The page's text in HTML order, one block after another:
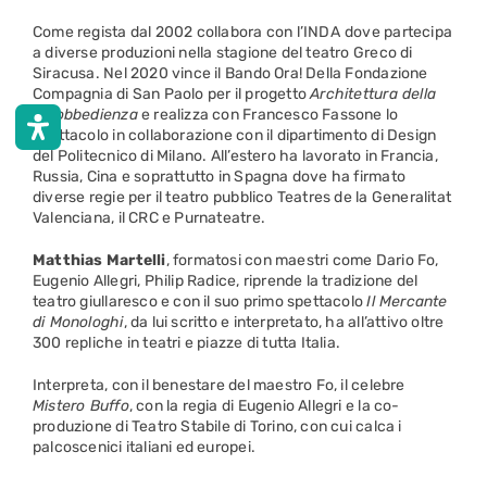
Come regista dal 2002 collabora con l’INDA dove partecipa
a diverse produzioni nella stagione del teatro Greco di
Siracusa. Nel 2020 vince il Bando Ora! Della Fondazione
Compagnia di San Paolo per il progettoArchitettura della
Disobbedienzae realizza con Francesco Fassone lo
spettacolo in collaborazione con il dipartimento di Design
del Politecnico di Milano. All’estero ha lavorato in Francia,
Russia, Cina e soprattutto in Spagna dove ha firmato
diverse regie per il teatro pubblico Teatres de la Generalitat
Valenciana, il CRC e Purnateatre.
Matthias Martelli, formatosi con maestri come Dario Fo,
Eugenio Allegri, Philip Radice, riprende la tradizione del
teatro giullaresco e con il suo primo spettacoloIl Mercante
di Monologhi, da lui scritto e interpretato, ha all’attivo oltre
300 repliche in teatri e piazze di tutta Italia.
Interpreta, con il benestare del maestro Fo, il celebre
Mistero Buffo, con la regia di Eugenio Allegri e la co-
produzione di Teatro Stabile di Torino, con cui calca i
palcoscenici italiani ed europei.